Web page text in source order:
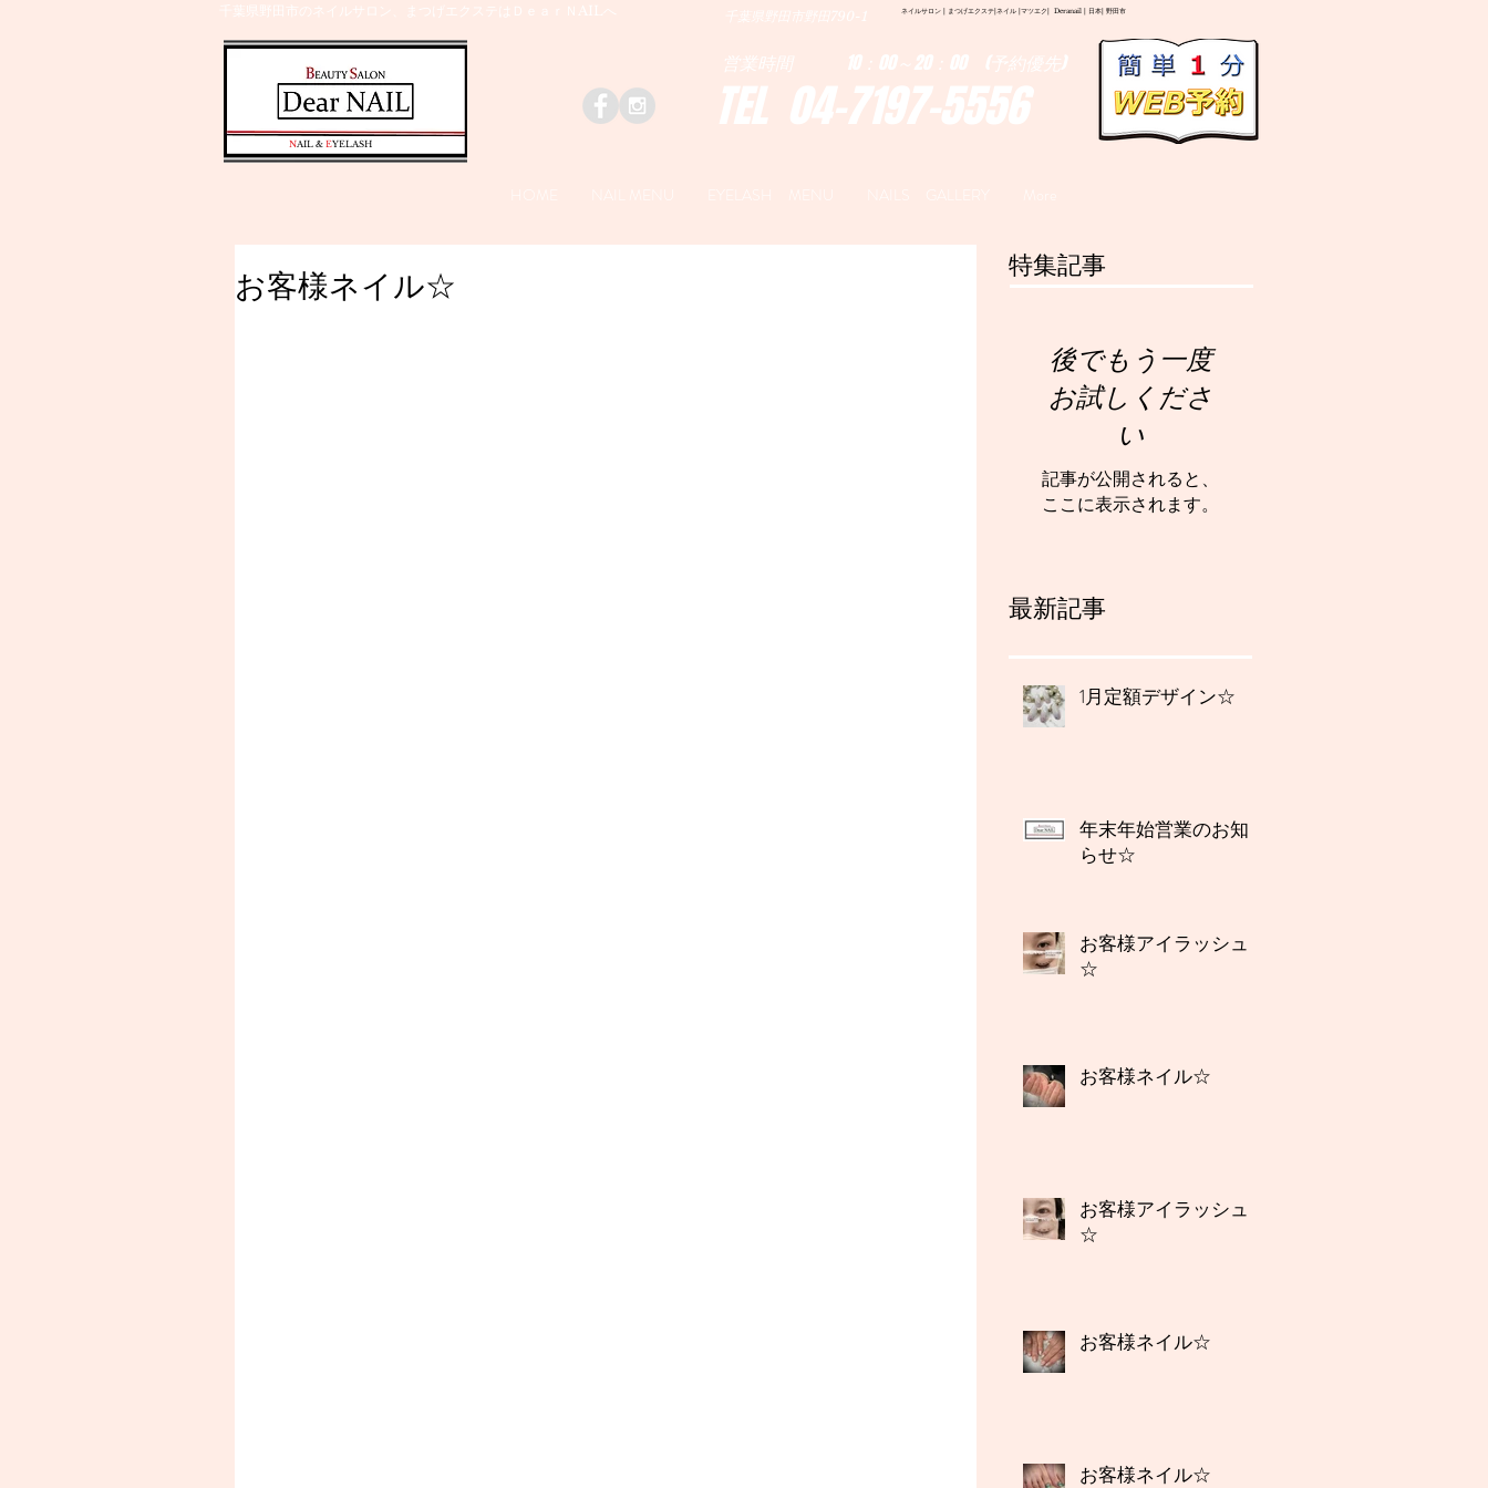
千葉県野田市のネイルサロン、まつげエクステはＤｅａｒＮAILへ ネイルサロン | まつげエクステ|ネイル |マツエク| Deranail | 日本| 野田市
千葉県野田市野田790-1
​NAIL & EYELASH
TEL 04-7197-5556
営業時間 10：00～20：00 (予約優先)
お客様ネイル☆
特集記事
後でもう一度
お試しくださ
い
記事が公開されると、
ここに表示されます。
最新記事
1月定額デザイン☆
年末年始営業のお知
らせ☆
お客様アイラッシュ
☆
お客様ネイル☆
お客様アイラッシュ
☆
お客様ネイル☆
お客様ネイル☆